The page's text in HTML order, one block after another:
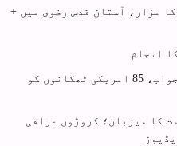
مزار، آستان قدس رضوی میں +
انجام
امریکی جارحیت کا ابتدائی جواب، 85 امریکی ٹھکانوں کو
کا میزبان؛ کروڑوں عراقی